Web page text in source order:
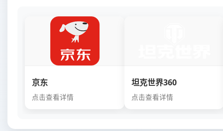
京东
点击查看详情
坦克世界360
点击查看详情